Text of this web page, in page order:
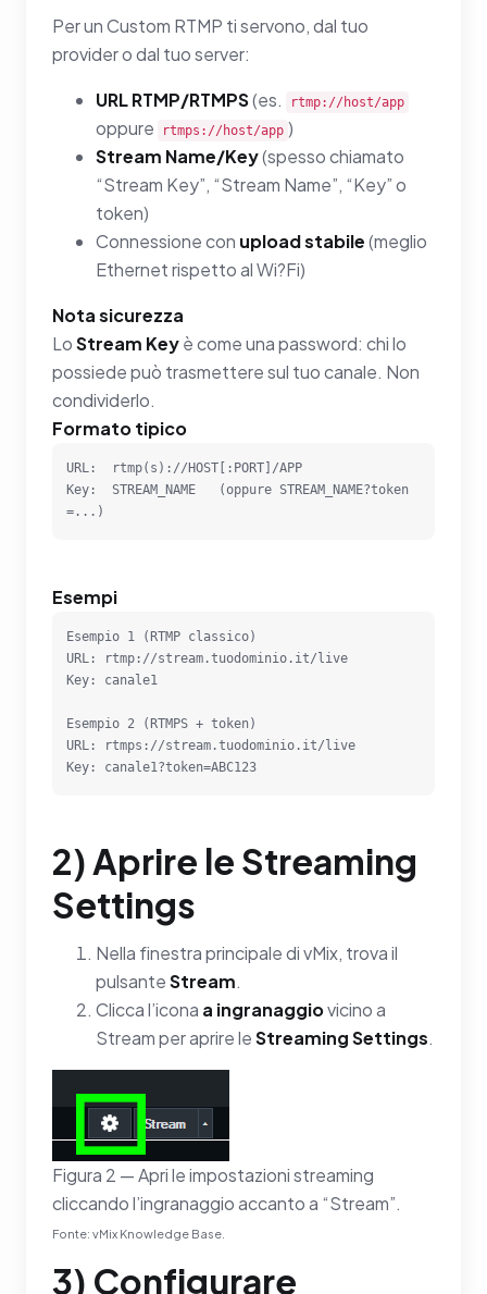
Per un Custom RTMP ti servono, dal tuo
provider o dal tuo server:
URL RTMP/RTMPS(es. rtmp://host/app
oppure rtmps://host/app )
Stream Name/Key(spesso chiamato
“Stream Key”, “Stream Name”, “Key” o
token)
Connessione con upload stabile(meglio
Ethernet rispetto al Wi?Fi)
Nota sicurezza
LoStream Keyè come una password: chi lo
possiede può trasmettere sul tuo canale. Non
condividerlo.
Formato tipico
URL:  rtmp(s)://HOST[:PORT]/APP
Key:  STREAM_NAME   (oppure STREAM_NAME?token
=...)
Esempi
Esempio 1 (RTMP classico)
URL: rtmp://stream.tuodominio.it/live
Key: canale1
Esempio 2 (RTMPS + token)
URL: rtmps://stream.tuodominio.it/live
Key: canale1?token=ABC123
2) Aprire le Streaming
Settings
Nella finestra principale di vMix, trova il
pulsanteStream.
Clicca l’icona a ingranaggiovicino a
Stream per aprire leStreaming Settings.
Figura 2 — Apri le impostazioni streaming
cliccando l’ingranaggio accanto a “Stream”.
Fonte: vMix Knowledge Base.
3) Configurare